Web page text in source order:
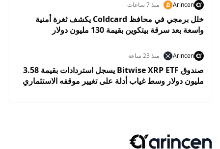
Arincen منذ 7 ساعات
خلل برمجي في محافظ Coldcard يكشف ثغرة أمنية
واسعة بعد سرقة بيتكوين بقيمة 130 مليون دولار
Arincen منذ 23 ساعة
صندوق Bitwise XRP ETF يسجل استردادات بقيمة 3.58
مليون دولار وسط غياب أدلة على تغيير موقفه الاستثماري